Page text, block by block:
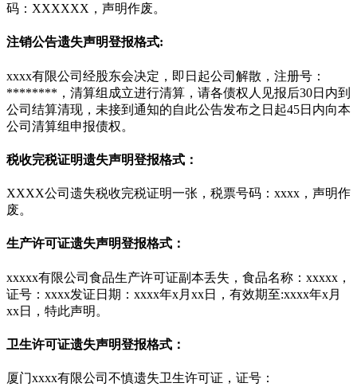
码：XXXXXX，声明作废。
注销公告遗失声明登报格式:
xxxx有限公司经股东会决定，即日起公司解散，注册号：
********，清算组成立进行清算，请各债权人见报后30日内到
公司结算清现，未接到通知的自此公告发布之日起45日内向本
公司清算组申报债权。
税收完税证明遗失声明登报格式：
XXXX公司遗失税收完税证明一张，税票号码：xxxx，声明作
废。
生产许可证遗失声明登报格式：
xxxxx有限公司食品生产许可证副本丢失，食品名称：xxxxx，
证号：xxxx发证日期：xxxx年x月xx日，有效期至:xxxx年x月
xx日，特此声明。
卫生许可证遗失声明登报格式：
厦门xxxx有限公司不慎遗失卫生许可证，证号：